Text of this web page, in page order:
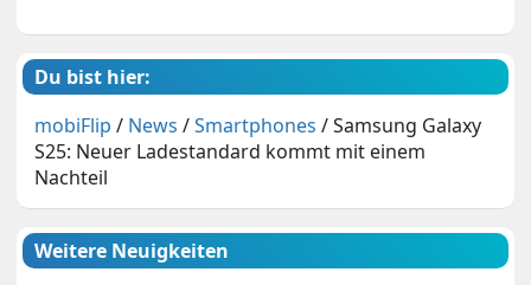
Du bist hier:
mobiFlip / News /Smartphones /Samsung Galaxy
S25: Neuer Ladestandard kommt mit einem
Nachteil
Weitere Neuigkeiten